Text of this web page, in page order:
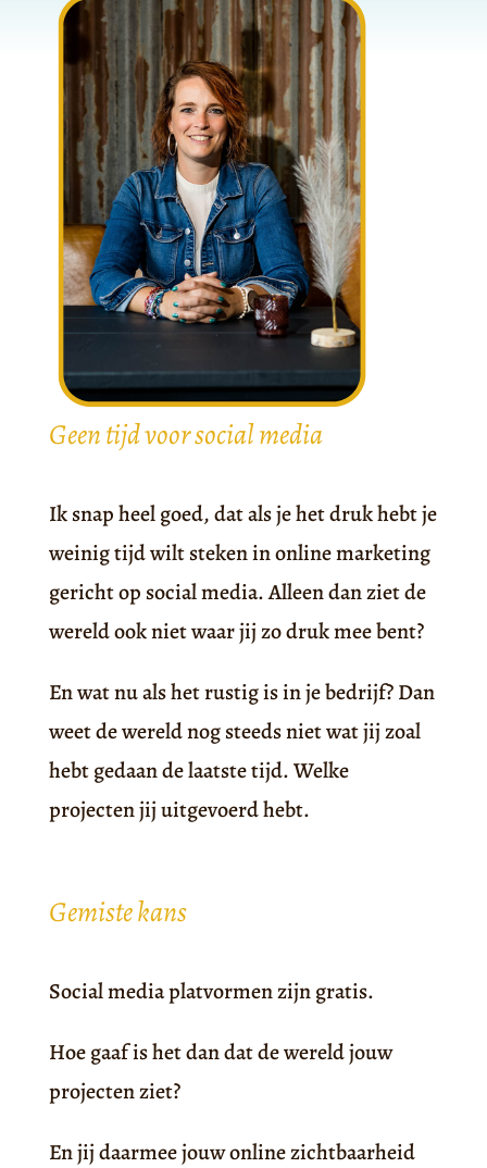
Geen tijd voor social media
Ik snap heel goed, dat als je het druk hebt je
weinig tijd wilt steken in online marketing
gericht op social media. Alleen dan ziet de
wereld ook niet waar jij zo druk mee bent?
En wat nu als het rustig is in je bedrijf? Dan
weet de wereld nog steeds niet wat jij zoal
hebt gedaan de laatste tijd. Welke
projecten jij uitgevoerd hebt.
Gemiste kans
Social media platvormen zijn gratis.
Hoe gaaf is het dan dat de wereld jouw
projecten ziet?
En jij daarmee jouw online zichtbaarheid